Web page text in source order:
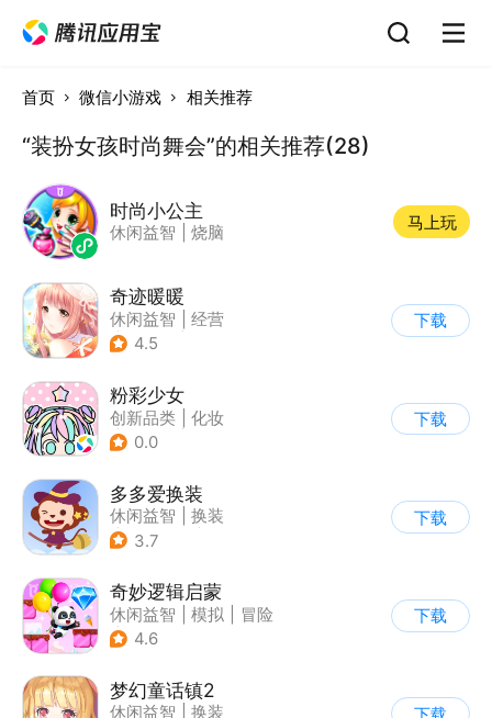
首页 微信小游戏 相关推荐
“装扮女孩时尚舞会”的相关推荐(28)
时尚小公主
休闲益智 烧脑
马上玩
奇迹暖暖
休闲益智
经营
| 美少女
4.5
下载
粉彩少女
创新品类
化妆
| 女性向
0.0
下载
多多爱换装
休闲益智
换装
| 儿童游戏
3.7
下载
奇妙逻辑启蒙
休闲益智 模拟
冒险
| 宝宝巴士
4.6
下载
梦幻童话镇2
休闲益智
换装
下载